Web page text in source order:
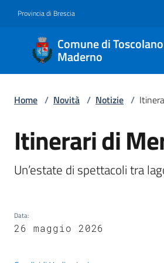
Provincia di Brescia
Comune di Toscolano
Maderno
Comune
di
Toscolano
Maderno
Amministrazione
Novità
Home / Novità / Notizie /
Salta al contenuto
Itinerari di
Un’estate di spettacoli tra
Data:
26 maggio 2026